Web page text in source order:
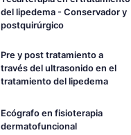
del lipedema - Conservador y
postquirúrgico
Pre y post tratamiento a
través del ultrasonido en el
tratamiento del lipedema
Ecógrafo en fisioterapia
dermatofuncional